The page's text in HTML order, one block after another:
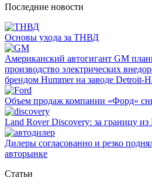
Последние новости
Основы ухода за ТНВД
Американский автогигант GM
производство электрических
брендом Hummer на заводе Detroit-
Объем продаж компании «Форд»
Land Rover Dіscovery: за границу
Дилеры согласованно и резко
авторынке
Статьи